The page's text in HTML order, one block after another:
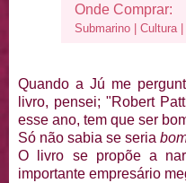
Onde Comprar:
Submarino |Cultura |
Quando a Jú me
livro, pensei; "Robert
esse ano, tem que ser
Só não sabia se seria
O livro se propõe a
importante empresário